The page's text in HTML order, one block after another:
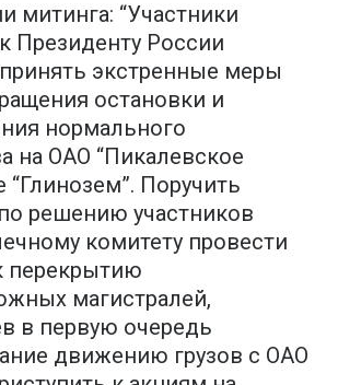
митинга: “Участники
Президенту России
принять экстренные меры
остановки и
нормального
на ОАО “Пикалевское
Поручить
решению участников
комитету провести
перекрытию
магистралей,
в первую очередь
движению грузов с ОАО